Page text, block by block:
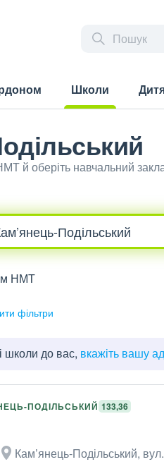
Школи
й оберіть навчальний
НМТ
фільтри
школи до вас, вкажіть вашу
ПОДІЛЬСЬКИЙ 133,36
Кам’янець-Подільський,